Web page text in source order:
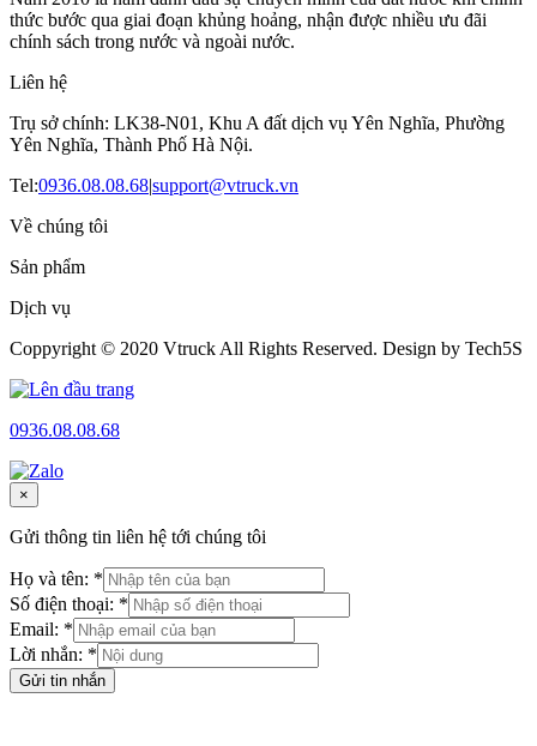
thức bước qua giai đoạn khủng hoảng, nhận được nhiều ưu đãi
chính sách trong nước và ngoài nước.
Liên hệ
Trụ sở chính: LK38-N01, Khu A đất dịch vụ Yên Nghĩa, Phường
Yên Nghĩa, Thành Phố Hà Nội.
Tel:0936.08.08.68|support@vtruck.vn
Về chúng tôi
Sản phẩm
Dịch vụ
Coppyright © 2020 Vtruck All Rights Reserved. Design by Tech5S
0936.08.08.68
×
Gửi thông tin liên hệ tới chúng tôi
Họ và tên: *
Số điện thoại: *
Email: *
Lời nhắn: *
Gửi tin nhắn